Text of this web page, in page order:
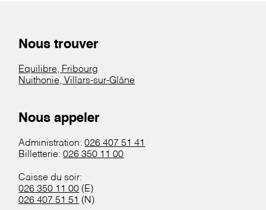
Nous trouver
Equilibre, Fribourg
Nuithonie, Villars-sur-Glâne
Nous appeler
Administration:026 407 51 41
Billetterie:026 350 11 00
Caisse du soir:
026 350 11 00 (E)
026 407 51 51 (N)